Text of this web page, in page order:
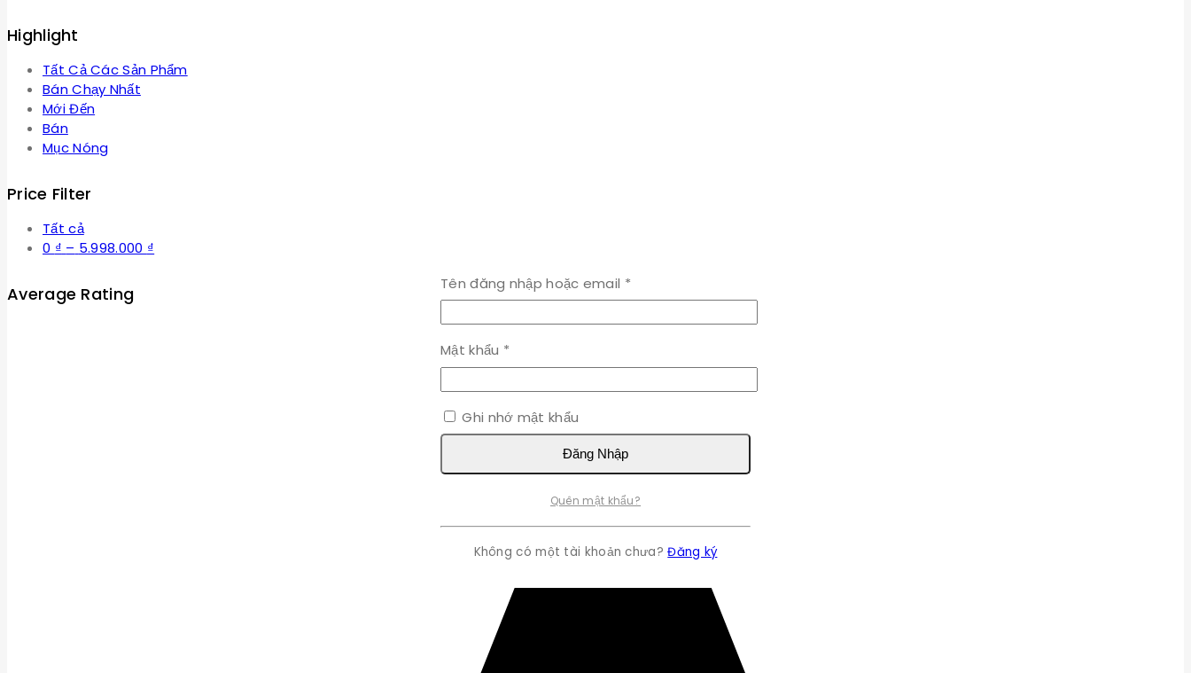
Highlight
Tất Cả Các Sản Phẩm
Bán Chạy Nhất
Mới Đến
Bán
Mục Nóng
Price Filter
Tất cả
0 ₫ – 5.998.000 ₫
Average Rating
Tên đăng nhập hoặc email *Bắt
buộc
Mật khẩu *
buộc
Ghi nhớ mật khẩu
Đăng Nhập
Quên mật khẩu?
Không có một tài khoản chưa?Đăng ký